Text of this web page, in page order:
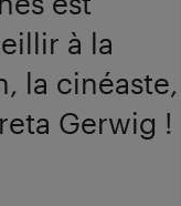
à la
la cinéaste,
Gerwig !